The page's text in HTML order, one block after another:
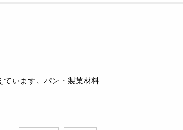
います。パン・製菓材料